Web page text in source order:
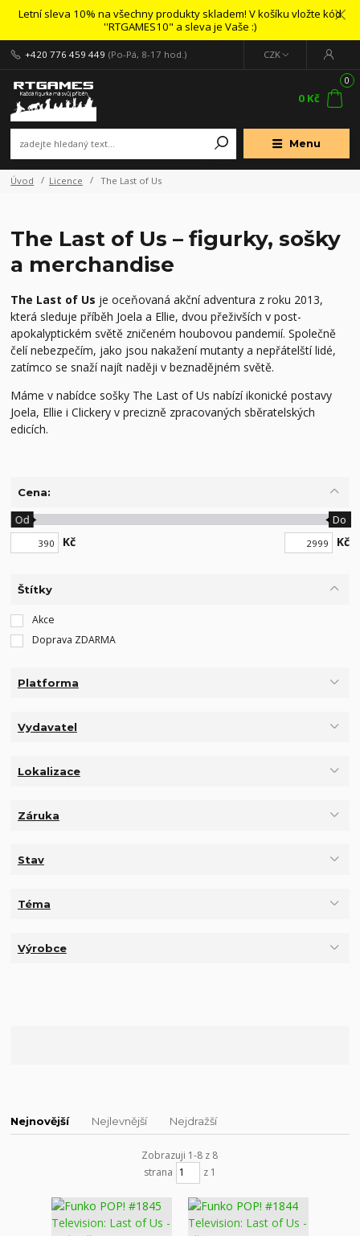
Letní sleva 10% na všechny produkty skladem! V košíku vložte kód
''RTGAMES10" a sleva je Vaše :)
Menu
CZK
+420 776 459 449 (Po-Pá, 8-17 hod.)
0
0 Kč
Úvod Licence The Last of Us
The Last of Us – figurky, sošky
a merchandise
The Last of Us je oceňovaná akční adventura z roku 2013,
která sleduje příběh Joela a Ellie, dvou přeživších v post-
apokalyptickém světě zničeném houbovou pandemií. Společně
čelí nebezpečím, jako jsou nakažení mutanty a nepřátelští lidé,
zatímco se snaží najít naději v beznadějném světě.
Máme v nabídce sošky The Last of Us nabízí ikonické postavy
Joela, Ellie i Clickery v precizně zpracovaných sběratelských
edicích.
Cena:
Kč
Od Do
Kč
Štítky
Akce
Doprava ZDARMA
Platforma
Vydavatel
Lokalizace
Záruka
Stav
Téma
Výrobce
Nejnovější Nejlevnější Nejdražší
Zobrazuji 1-8 z 8
strana
z 1